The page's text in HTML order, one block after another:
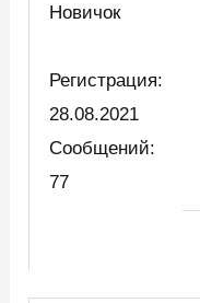
Новичок
Регистрация:
28.08.2021
Сообщений:
77